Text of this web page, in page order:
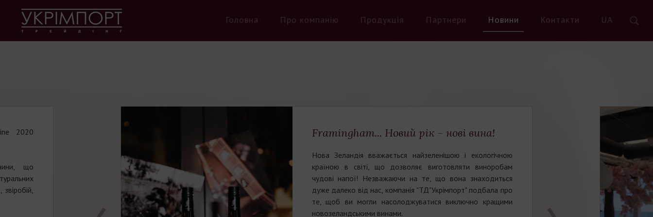
Головна Про компанію Продукція Партнери Новини Контакти UA
2020
що
Framingham... Новий рік - нові вина!
Нова Зеландія вважається найзеленішою і екологічною
країною в світі, що дозволяє виготовляти виноробам
чудові напої! Незважаючи на те, що вона знаходиться
дуже далеко від нас, компанія "ТД"Укрімпорт" подбала про
те, щоб ви могли насолоджуватися виключно кращими
новозеландськими винами.